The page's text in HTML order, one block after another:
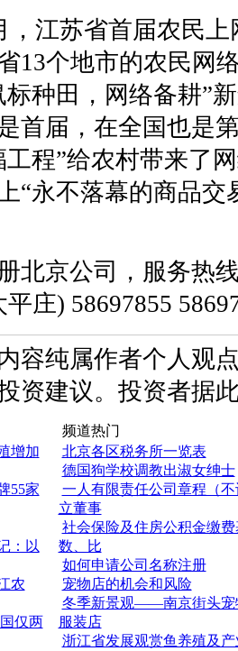
江苏省首届农民上
13个地市的农民网
种田，网络备耕”
首届，在全国也是
工程”给农村带来了
“永不落幕的商品交
北京公司，服务热
庄) 58697855
容纯属作者个人观
资建议。投资者据
增加
55家
：以
农
仅两
频道热门
北京各区税务所一览表
德国狗学校调教出淑女绅士
一人有限责任公司章程（不
立董事
社会保险及住房公积金缴费
数、比
如何申请公司名称注册
宠物店的机会和风险
冬季新景观——南京街头宠
服装店
浙江省发展观赏鱼养殖及产